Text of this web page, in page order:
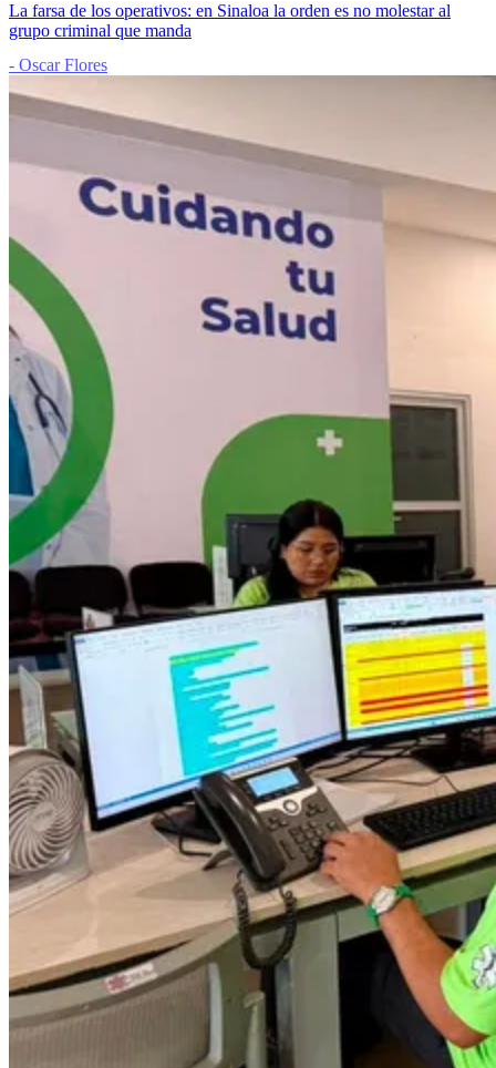
La farsa de los operativos: en Sinaloa la orden es no molestar al
grupo criminal que manda
- Oscar Flores